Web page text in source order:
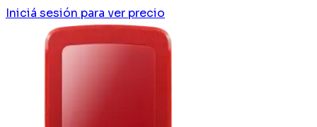
Iniciá sesión para ver precio